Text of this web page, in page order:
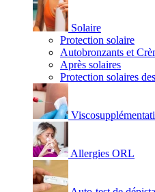
Solaire
Protection solaire
Autobronzants et
Après solaires
Protection solaires
Allergies ORL